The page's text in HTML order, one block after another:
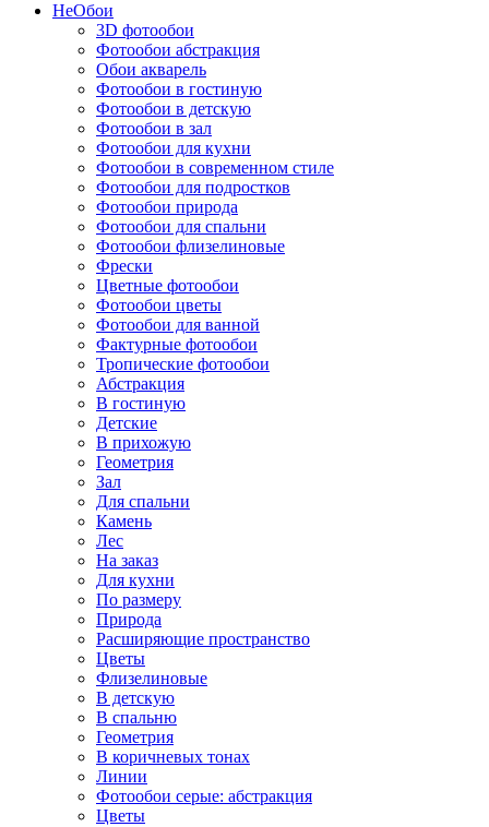
НеОбои
3D фотообои
Фотообои абстракция
Обои акварель
Фотообои в гостиную
Фотообои в детскую
Фотообои в зал
Фотообои для кухни
Фотообои в современном стиле
Фотообои для подростков
Фотообои природа
Фотообои для спальни
Фотообои флизелиновые
Фрески
Цветные фотообои
Фотообои цветы
Фотообои для ванной
Фактурные фотообои
Тропические фотообои
Абстракция
В гостиную
Детские
В прихожую
Геометрия
Зал
Для спальни
Камень
Лес
На заказ
Для кухни
По размеру
Природа
Расширяющие пространство
Цветы
Флизелиновые
В детскую
В спальню
Геометрия
В коричневых тонах
Линии
Фотообои серые: абстракция
Цветы